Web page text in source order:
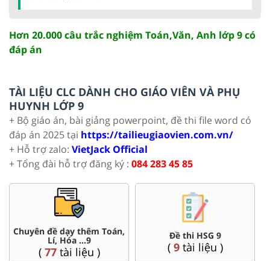
Hơn 20.000 câu trắc nghiệm Toán,Văn, Anh lớp 9 có
đáp án
TÀI LIỆU CLC DÀNH CHO GIÁO VIÊN VÀ PHỤ
HUYNH LỚP 9
+ Bộ giáo án, bài giảng powerpoint, đề thi file word có
đáp án 2025 tại https://tailieugiaovien.com.vn/
+ Hỗ trợ zalo: VietJack Official
+ Tổng đài hỗ trợ đăng ký : 084 283 45 85
Chuyên đề dạy thêm Toán,
Lí, Hóa ...9
( 77tài liệu )
Đề thi HSG 9
( 9tài liệu )